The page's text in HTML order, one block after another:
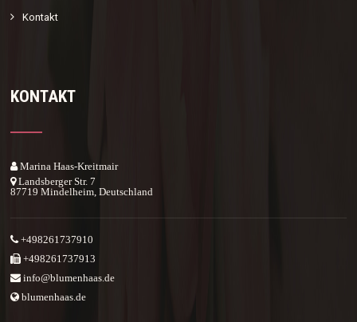
Kontakt
KONTAKT
Marina Haas-Kreitmair
Landsberger Str. 7
87719 Mindelheim, Deutschland
+498261737910
+498261737913
info@blumenhaas.de
blumenhaas.de